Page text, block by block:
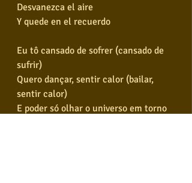
Desvanezca el aire
Y quede en el recuerdo
Eu tô cansado de sofrer (cansado de
sufrir)
Quero dançar, sentir calor (bailar,
sentir calor)
E poder só olhar o universo em torno